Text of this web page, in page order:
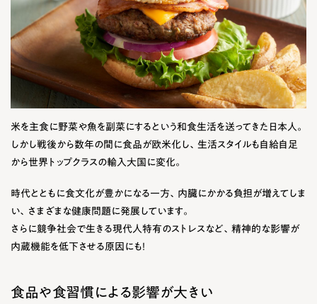
米を主食に野菜や魚を副菜にするという和食生活を送ってきた日本人。
しかし戦後から数年の間に食品が欧米化し、生活スタイルも自給自足
から世界トップクラスの輸入大国に変化。
時代とともに食文化が豊かになる一方、内臓にかかる負担が増えてしま
い、さまざまな健康問題に発展しています。
さらに競争社会で生きる現代人特有のストレスなど、精神的な影響が
内蔵機能を低下させる原因にも！
食品や食習慣による影響が大きい